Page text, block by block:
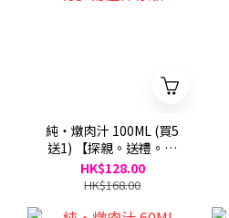
純・燉肉汁 100ML (買5
送1) 【探親。送禮。遠
行】常溫保存版
HK$128.00
HK$168.00